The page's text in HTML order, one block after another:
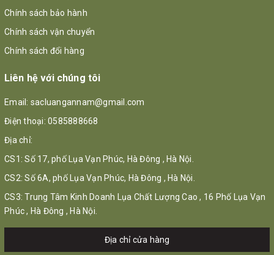
Chính sách bảo hành
Chính sách vận chuyển
Chính sách đổi hàng
Liên hệ với chúng tôi
Email: sacluangannam@gmail.com
Điện thoại: 0585888668
Địa chỉ:
CS1: Số 17, phố Lụa Vạn Phúc, Hà Đông , Hà Nội.
CS2: Số 6A, phố Lụa Vạn Phúc, Hà Đông , Hà Nội.
CS3: Trung Tâm Kinh Doanh Lụa Chất Lượng Cao , 16 Phố Lụa Vạn
Phúc , Hà Đông , Hà Nội.
Địa chỉ cửa hàng